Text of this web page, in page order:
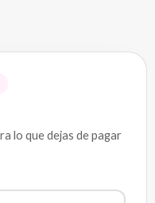
lo que dejas de pagar